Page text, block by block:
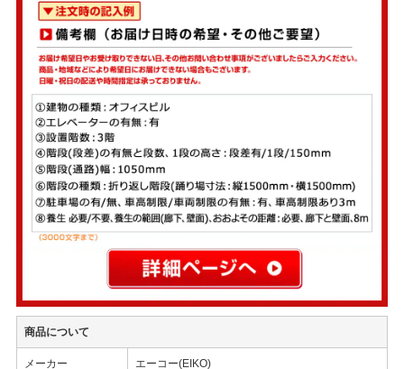
商品について
メーカー エーコー(EIKO)